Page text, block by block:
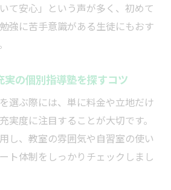
て安心」という声が多く、初めて
強に苦手意識がある生徒にもおす
実の個別指導塾を探すコツ
選ぶ際には、単に料金や立地だけ
実度に注目することが大切です。
し、教室の雰囲気や自習室の使い
ト体制をしっかりチェックしまし